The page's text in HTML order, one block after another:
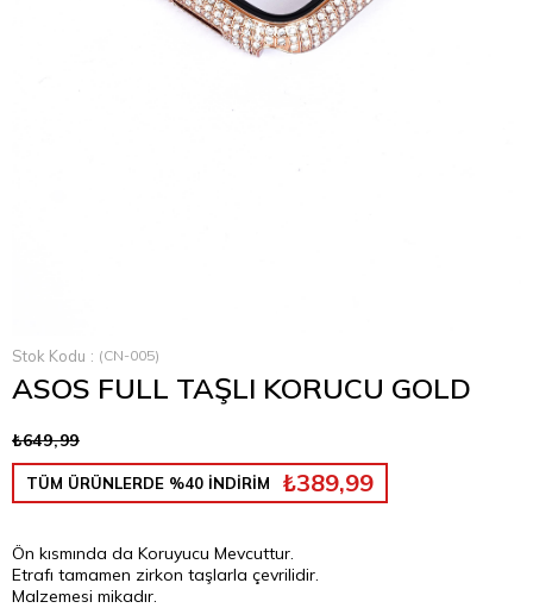
Stok Kodu (CN-005)
ASOS FULL TAŞLI KORUCU GOLD
₺649,99
TÜM ÜRÜNLERDE %40 İNDİRİM ₺389,99
Ön kısmında da Koruyucu Mevcuttur.
Etrafı tamamen zirkon taşlarla çevrilidir.
Malzemesi mikadır.